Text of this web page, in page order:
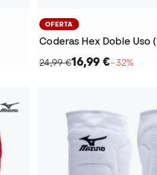
OFERTA
Coderas Hex Doble Uso
24,99 €16,99 €−32%